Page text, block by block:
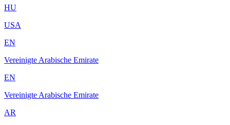
HU
USA
EN
Vereinigte Arabische Emirate
EN
Vereinigte Arabische Emirate
AR